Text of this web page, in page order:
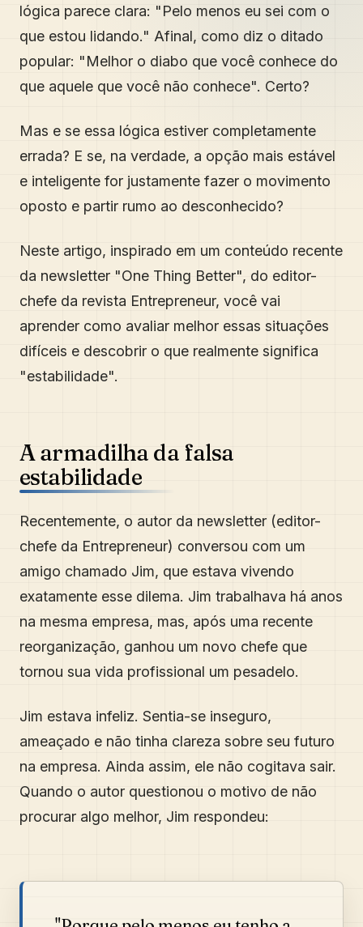
lógica parece clara: "Pelo menos eu sei com o
que estou lidando." Afinal, como diz o ditado
popular: "Melhor o diabo que você conhece do
que aquele que você não conhece". Certo?
Mas e se essa lógica estiver completamente
errada? E se, na verdade, a opção mais estável
e inteligente for justamente fazer o movimento
oposto e partir rumo ao desconhecido?
Neste artigo, inspirado em um conteúdo recente
da newsletter "One Thing Better", do editor-
chefe da revista Entrepreneur, você vai
aprender como avaliar melhor essas situações
difíceis e descobrir o que realmente significa
"estabilidade".
A armadilha da falsa
estabilidade
Recentemente, o autor da newsletter (editor-
chefe da Entrepreneur) conversou com um
amigo chamado Jim, que estava vivendo
exatamente esse dilema. Jim trabalhava há anos
na mesma empresa, mas, após uma recente
reorganização, ganhou um novo chefe que
tornou sua vida profissional um pesadelo.
Jim estava infeliz. Sentia-se inseguro,
ameaçado e não tinha clareza sobre seu futuro
na empresa. Ainda assim, ele não cogitava sair.
Quando o autor questionou o motivo de não
procurar algo melhor, Jim respondeu: